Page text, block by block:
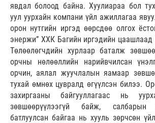
явдал болоод байна. Хуулиараа бол
уул уурхайн компани үйл ажиллагаа
орон нутгийн иргэд өөрсдөө олгох
энержи” ХХК Багийн иргэдийн
Төлөөлөгчдийн хурлаар баталж
орчны нөлөөллийн нарийвчилсан
орчин, аялал жуучлалын яамаар
тухай өмнөх цувралд өгүүлсэн билээ.
захиргааны байгууллагаас нь
зөвшөөрүүлээгүй байж,
батлуулсан байгаа нь хууль зөрчсөн